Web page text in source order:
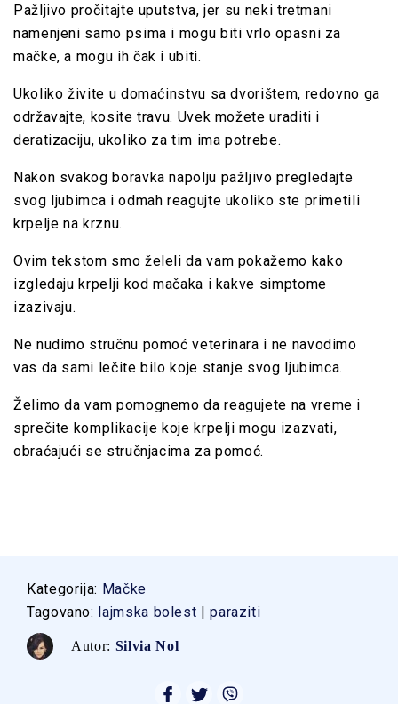
Pažljivo pročitajte uputstva, jer su neki tretmani
namenjeni samo psima i mogu biti vrlo opasni za
mačke, a mogu ih čak i ubiti.
Ukoliko živite u domaćinstvu sa dvorištem, redovno ga
održavajte, kosite travu. Uvek možete uraditi i
deratizaciju, ukoliko za tim ima potrebe.
Nakon svakog boravka napolju pažljivo pregledajte
svog ljubimca i odmah reagujte ukoliko ste primetili
krpelje na krznu.
Ovim tekstom smo želeli da vam pokažemo kako
izgledaju krpelji kod mačaka i kakve simptome
izazivaju.
Ne nudimo stručnu pomoć veterinara i ne navodimo
vas da sami lečite bilo koje stanje svog ljubimca.
Želimo da vam pomognemo da reagujete na vreme i
sprečite komplikacije koje krpelji mogu izazvati,
obraćajući se stručnjacima za pomoć.
Kategorija: Mačke
Tagovano: lajmska bolest |paraziti
Autor: Silvia Nol